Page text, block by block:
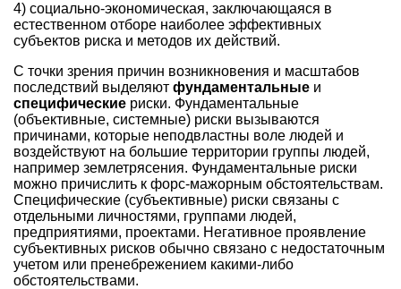
4) социально-экономическая, заключающаяся в
естественном отборе наиболее эффективных
субъектов риска и методов их действий.
С точки зрения причин возникновения и масштабов
последствий выделяют фундаментальные и
специфические риски. Фундаментальные
(объективные, системные) риски вызываются
причинами, которые неподвластны воле людей и
воздействуют на большие территории группы людей,
например землетрясения. Фундаментальные риски
можно причислить к форс-мажорным обстоятельствам.
Специфические (субъективные) риски связаны с
отдельными личностями, группами людей,
предприятиями, проектами. Негативное проявление
субъективных рисков обычно связано с недостаточным
учетом или пренебрежением какими-либо
обстоятельствами.